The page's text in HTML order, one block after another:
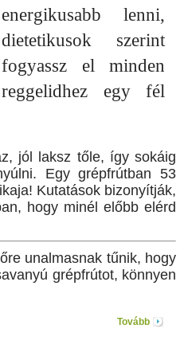
energikusabb lenni,
dietetikusok szerint
fogyassz el minden
reggelidhez egy fél
jól laksz tőle, így sokáig
Egy grépfrútban 53
Kutatások bizonyítják,
hogy minél előbb elérd
unalmasnak tűnik, hogy
grépfrútot, könnyen
Tovább